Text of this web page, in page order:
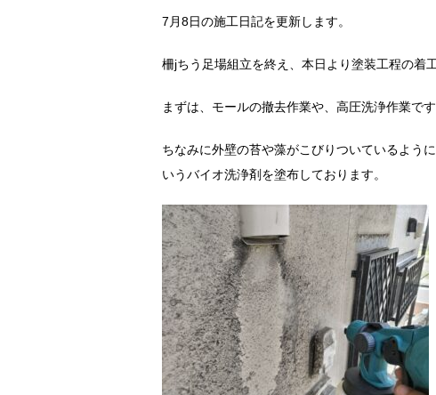
7月8日の施工日記を更新します。
柵jちう足場組立を終え、本日より塗装工程の着工
まずは、モールの撤去作業や、高圧洗浄作業です
ちなみに外壁の苔や藻がこびりついているよう
いうバイオ洗浄剤を塗布しております。